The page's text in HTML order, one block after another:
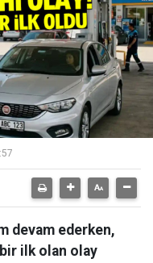
devam ederken,
ilk olan olay